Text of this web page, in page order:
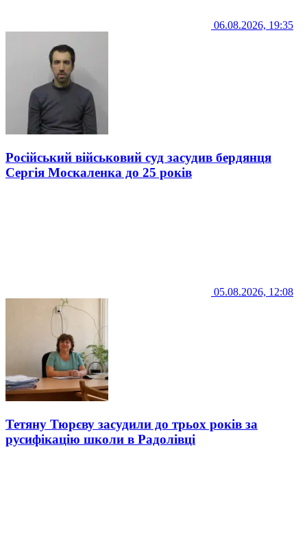
06.08.2026, 19:35
Російський військовий суд засудив бердянця
Сергія Москаленка до 25 років
05.08.2026, 12:08
Тетяну Тюрєву засудили до трьох років за
русифікацію школи в Радолівці